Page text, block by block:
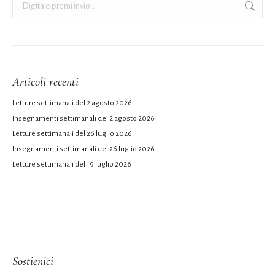
Articoli recenti
Letture settimanali del 2 agosto 2026
Insegnamenti settimanali del 2 agosto 2026
Letture settimanali del 26 luglio 2026
Insegnamenti settimanali del 26 luglio 2026
Letture settimanali del 19 luglio 2026
Sostienici